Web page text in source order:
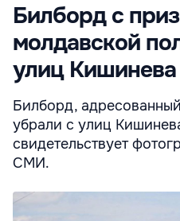
Билборд с
молдавской
улиц Кишинева
Билборд,
убрали с улиц
свидетельствует
СМИ.